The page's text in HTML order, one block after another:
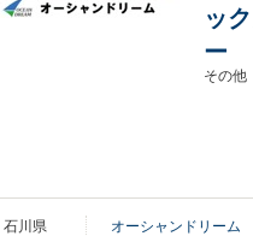
ッ
ー
その他
石川県 オーシャンドリーム